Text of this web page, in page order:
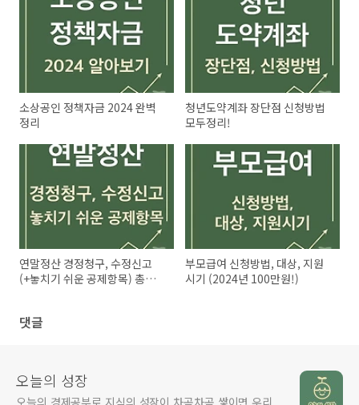
소상공인 정책자금 2024 완벽
정리
청년도약계좌 장단점 신청방법
모두정리!
연말정산 경정청구, 수정신고
(+놓치기 쉬운 공제항목) 총정
부모급여 신청방법, 대상, 지원
시기 (2024년 100만원!)
댓글
오늘의 성장